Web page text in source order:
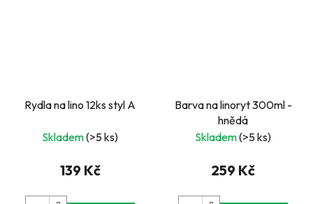
Rydla na lino 12ks styl A
Skladem(>5 ks)
139 Kč
Barva na linoryt 300ml -
hnědá
Skladem(>5 ks)
259 Kč